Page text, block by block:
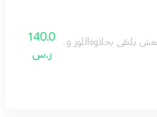
يلتقي بحلاوةاللوز والفانيلا,تتفح معه
140.0
ر.س